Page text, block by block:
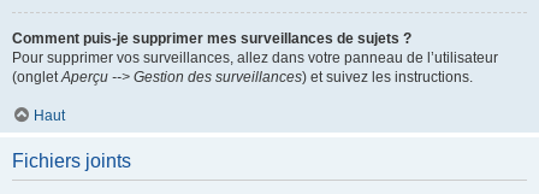
Comment puis-je supprimer mes surveillances de sujets ?
Pour supprimer vos surveillances, allez dans votre panneau de l’utilisateur
(ongletAperçu --> Gestion des surveillances) et suivez les instructions.
Haut
Fichiers joints